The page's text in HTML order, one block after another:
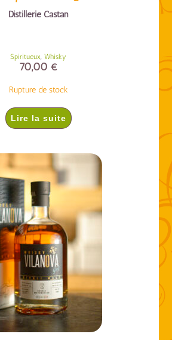
Distillerie Castan
Spiritueux, Whisky
70,00 €
Rupture de stock
Lire la suite